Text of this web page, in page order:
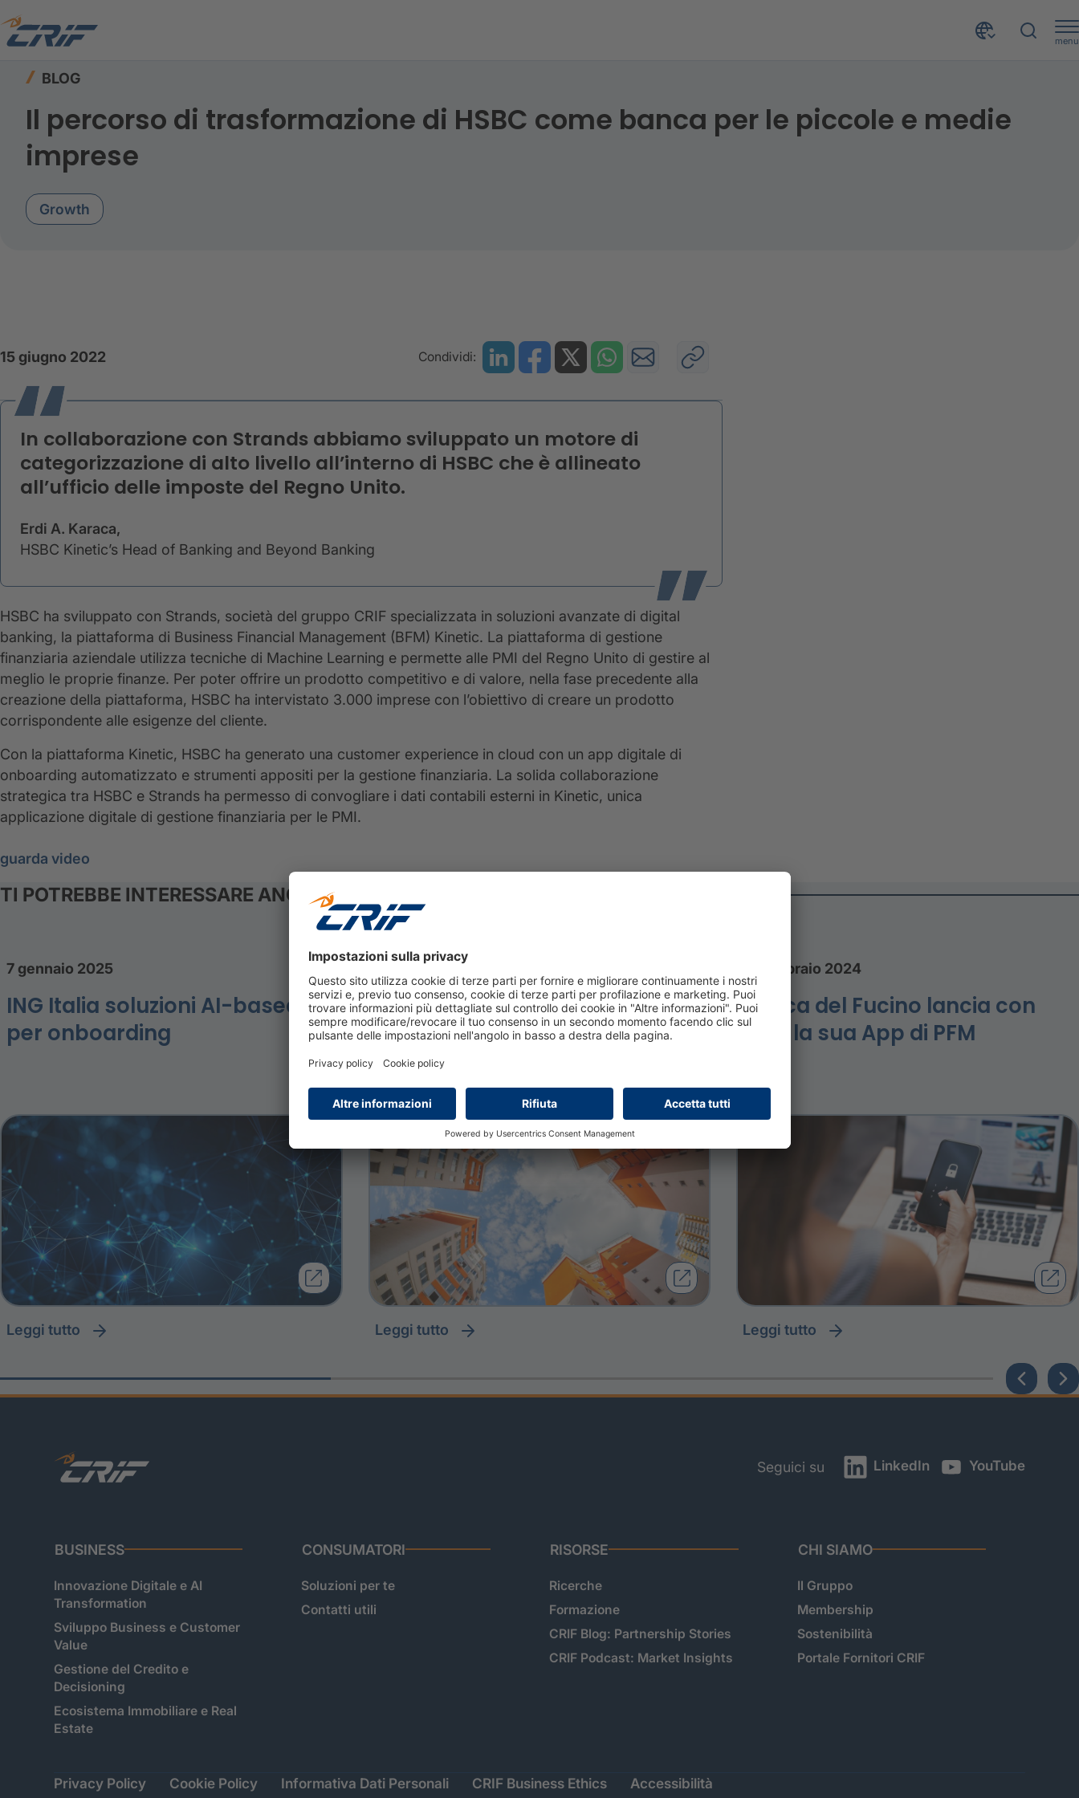
menu
Home
BLOG
Il percorso di trasformazione di HSBC come banca per le piccole e medie
imprese
Growth
15 giugno 2022 Condividi:
In collaborazione con Strands abbiamo sviluppato un motore di
categorizzazione di alto livello all’interno di HSBC che è allineato
all’ufficio delle imposte del Regno Unito.
Erdi A. Karaca,
HSBC Kinetic’s Head of Banking and Beyond Banking
HSBC ha sviluppato con Strands, società del gruppo CRIF specializzata in soluzioni avanzate di digital
banking, la piattaforma di Business Financial Management (BFM) Kinetic. La piattaforma di gestione
finanziaria aziendale utilizza tecniche di Machine Learning e permette alle PMI del Regno Unito di gestire al
meglio le proprie finanze. Per poter offrire un prodotto competitivo e di valore, nella fase precedente alla
creazione della piattaforma, HSBC ha intervistato 3.000 imprese con l’obiettivo di creare un prodotto
corrispondente alle esigenze del cliente.
Con la piattaforma Kinetic, HSBC ha generato una customer experience in cloud con un app digitale di
onboarding automatizzato e strumenti appositi per la gestione finanziaria. La solida collaborazione
strategica tra HSBC e Strands ha permesso di convogliare i dati contabili esterni in Kinetic, unica
applicazione digitale di gestione finanziaria per le PMI.
guarda video
TI POTREBBE INTERESSARE ANCHE
7 gennaio 2025
ING Italia soluzioni AI-based
per onboarding
leggi tutto
25 giugno 2024
NUOVA SABATINI: Scania
Finance Italy sceglie Akita
Consult-CRIF
leggi tutto
27 febbraio 2024
Banca del Fucino lancia con
CRIF la sua App di PFM
leggi tutto
Seguici su LinkedIn YouTube
BUSINESS
Innovazione Digitale e AI
Transformation
Sviluppo Business e Customer
Value
Gestione del Credito e
Decisioning
Ecosistema Immobiliare e Real
Estate
CONSUMATORI
Soluzioni per te
Contatti utili
RISORSE
Ricerche
Formazione
CRIF Blog: Partnership Stories
CRIF Podcast: Market Insights
CHI SIAMO
Il Gruppo
Membership
Sostenibilità
Portale Fornitori CRIF
Privacy Policy Cookie Policy Informativa Dati Personali CRIF Business Ethics
Accessibilità